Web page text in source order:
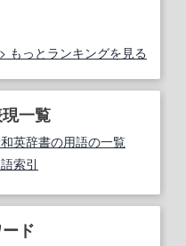
もっとランキングを見る
一覧
英辞書の用語の一覧
索引
ド